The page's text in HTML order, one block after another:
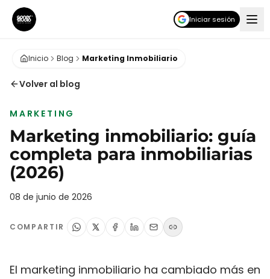
Iniciar sesión
Inicio Blog Marketing Inmobiliario
Volver al blog
MARKETING
Marketing inmobiliario: guía
completa para inmobiliarias
(2026)
08 de junio de 2026
COMPARTIR
El marketing inmobiliario ha cambiado más en